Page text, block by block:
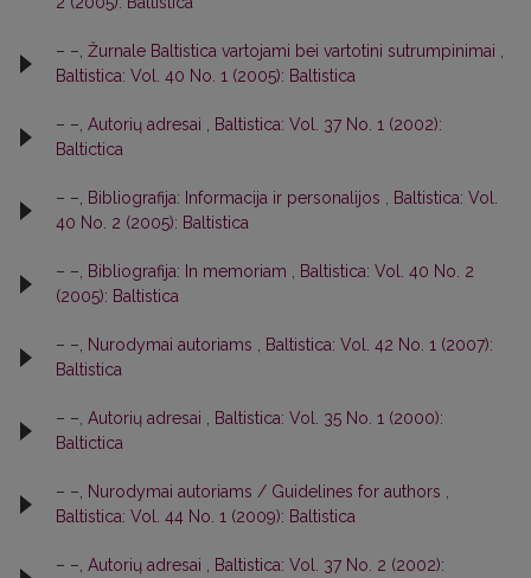
– –, Žurnale Baltistica vartojami bei vartotini sutrumpinimai
Baltistica: Vol. 40 No. 1 (2005): Baltistica
– –, Autorių adresai
Baltistica: Vol. 37 No. 1 (2002):
Baltictica
– –, Bibliografija: Informacija ir personalijos
Baltistica: Vol.
40 No. 2 (2005): Baltistica
– –, Bibliografija: In memoriam
Baltistica: Vol. 40 No. 2
(2005): Baltistica
– –, Nurodymai autoriams
Baltistica: Vol. 42 No. 1 (2007):
Baltistica
– –, Autorių adresai
Baltistica: Vol. 35 No. 1 (2000):
Baltictica
– –, Nurodymai autoriams / Guidelines for authors
Baltistica: Vol. 44 No. 1 (2009): Baltistica
– –, Autorių adresai
Baltistica: Vol. 37 No. 2 (2002):